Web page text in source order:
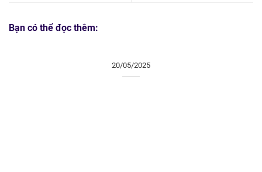
Bạn có thể đọc thêm:
20/05/2025